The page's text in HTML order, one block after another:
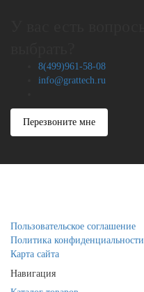
8(499)961-58-08
info@grattech.ru
Перезвоните мне
Пользовательское соглашение
Политика конфиденциальности
Карта сайта
Навигация